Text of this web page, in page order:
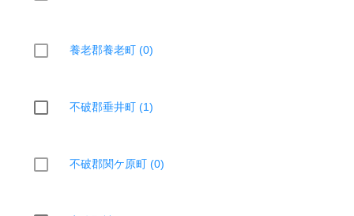
養老郡養老町 (0)
不破郡垂井町 (1)
不破郡関ケ原町 (0)